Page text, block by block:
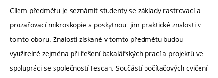
Cílem předmětu je seznámit studenty se základy rastrovací a
prozařovací mikroskopie a poskytnout jim praktické znalosti v
tomto oboru. Znalosti získané v tomto předmětu budou
využitelné zejména při řešení bakalářských prací a projektů ve
spolupráci se společností Tescan. Součástí počítačových cvičení